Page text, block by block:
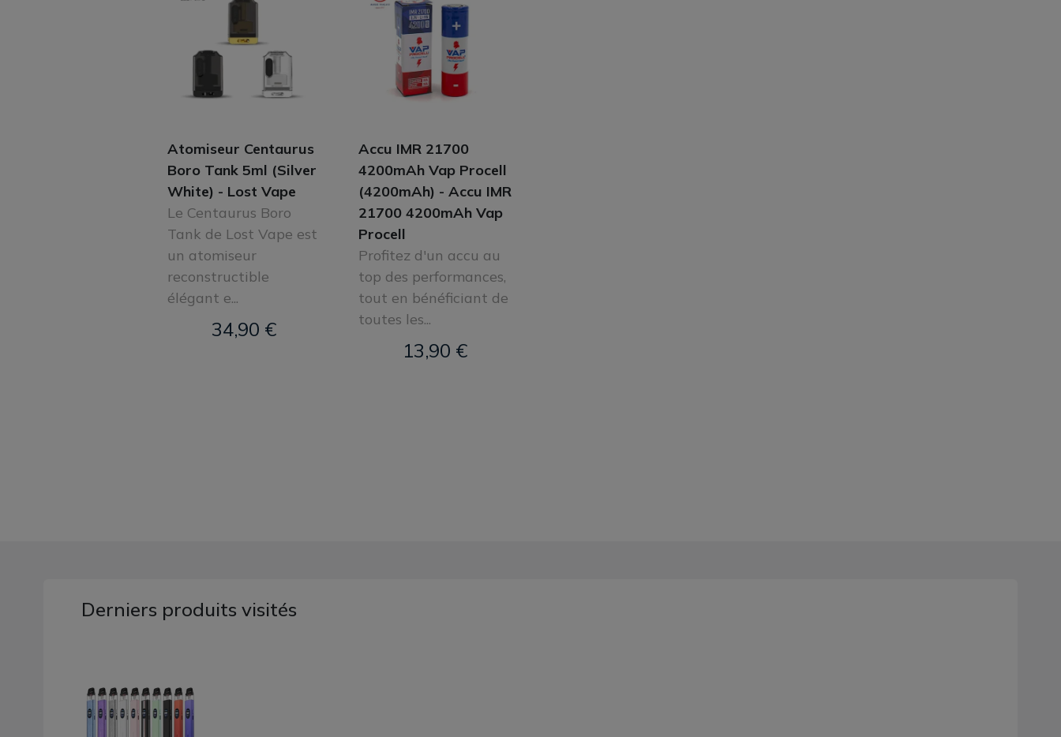
Atomiseur Centaurus
Boro Tank 5ml (Silver
White) - Lost Vape
Le Centaurus Boro
Tank de Lost Vape est
un atomiseur
reconstructible
élégant e...
34,90 €
Accu IMR 21700
4200mAh Vap Procell
(4200mAh) - Accu IMR
21700 4200mAh Vap
Procell
Profitez d'un accu au
top des performances,
tout en bénéficiant de
toutes les...
13,90 €
Derniers produits visités